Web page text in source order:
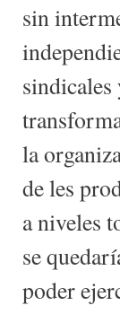
sin
la
de les
a niveles
se
poder